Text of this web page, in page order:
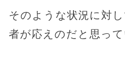
そのような状況に対
者が応えのだと思って